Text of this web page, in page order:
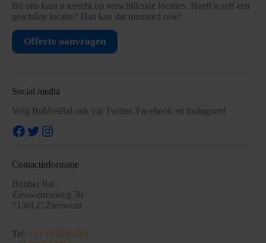
Bij ons kunt u terecht op verschillende locaties. Heeft u zelf een
geschikte locatie? Dan kan dat uiteraard ook!
Offerte aanvragen
Social media
Volg BubbelBal ook via Twitter, Facebook en Instagram!
Facebook
Twitter
Instagram
Contactinformatie
Bubbel Bal
Zieuwentseweg 50
7136LC Zieuwent
Tel: +31 615295581